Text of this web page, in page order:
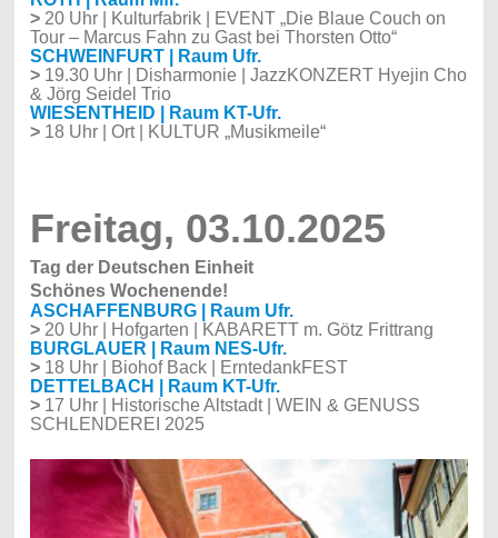
>20 Uhr | Kulturfabrik | EVENT „Die Blaue Couch on
Tour – Marcus Fahn zu Gast bei Thorsten Otto“
SCHWEINFURT | Raum Ufr.
>19.30 Uhr | Disharmonie | JazzKONZERT Hyejin Cho
& Jörg Seidel Trio
WIESENTHEID | Raum KT-Ufr.
>18 Uhr | Ort | KULTUR „Musikmeile“
Freitag, 03.10.2025
Tag der Deutschen Einheit
Schönes Wochenende!
ASCHAFFENBURG | Raum Ufr.
>20 Uhr | Hofgarten | KABARETT m. Götz Frittrang
BURGLAUER | Raum NES-Ufr.
>18 Uhr | Biohof Back | ErntedankFEST
DETTELBACH | Raum KT-Ufr.
>17 Uhr | Historische Altstadt | WEIN & GENUSS
SCHLENDEREI 2025